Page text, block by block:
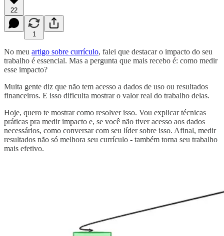
22
1
No meu artigo sobre currículo, falei que destacar o impacto do seu
trabalho é essencial. Mas a pergunta que mais recebo é: como medir
esse impacto?
Muita gente diz que não tem acesso a dados de uso ou resultados
financeiros. E isso dificulta mostrar o valor real do trabalho delas.
Hoje, quero te mostrar como resolver isso. Vou explicar técnicas
práticas pra medir impacto e, se você não tiver acesso aos dados
necessários, como conversar com seu líder sobre isso. Afinal, medir
resultados não só melhora seu currículo - também torna seu trabalho
mais efetivo.